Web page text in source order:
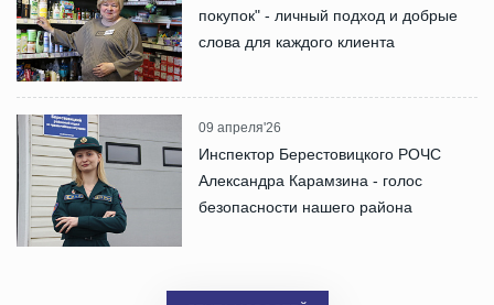
покупок" - личный подход и добрые
слова для каждого клиента
09 апреля'26
Инспектор Берестовицкого РОЧС
Александра Карамзина - голос
безопасности нашего района